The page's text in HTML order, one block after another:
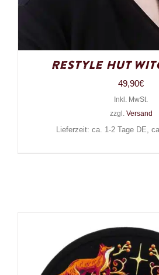
Restyle Hut
49,90€
Inkl. MwSt.
zzgl. Versand
Lieferzeit: ca. 1-2 Tage DE,